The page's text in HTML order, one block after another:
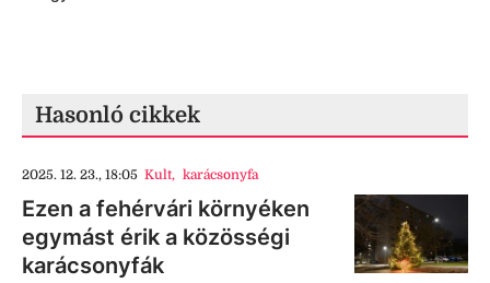
Hasonló cikkek
2025. 12. 23., 18:05 Kult, karácsonyfa
Ezen a fehérvári környéken
egymást érik a közösségi
karácsonyfák